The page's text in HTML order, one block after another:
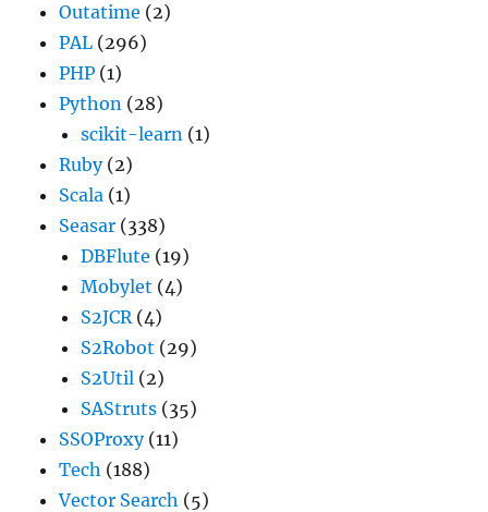
Outatime (2)
PAL (296)
PHP (1)
Python (28)
scikit-learn (1)
Ruby(2)
Scala (1)
Seasar (338)
DBFlute (19)
Mobylet (4)
S2JCR(4)
S2Robot (29)
S2Util (2)
SAStruts (35)
SSOProxy(11)
Tech (188)
Vector Search (5)